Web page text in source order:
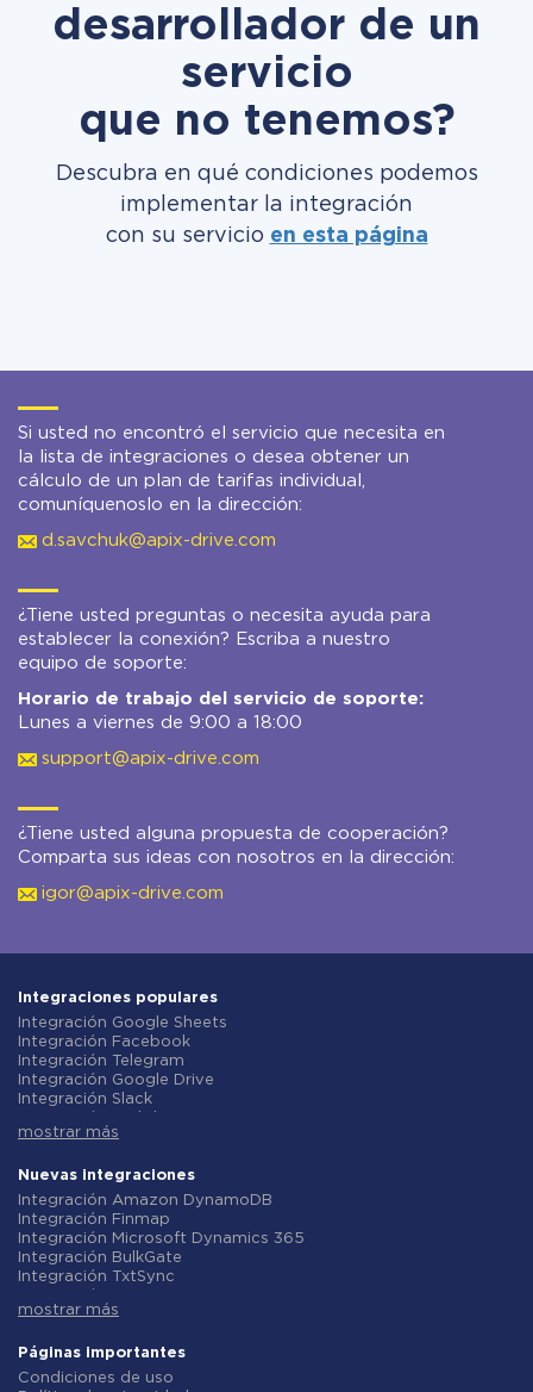
desarrollador de un
servicio
que no tenemos?
Descubra en qué condiciones podemos
implementar la integración
con su servicio en esta página
Si usted no encontró el servicio que necesita en
la lista de integraciones o desea obtener un
cálculo de un plan de tarifas individual,
comuníquenoslo en la dirección:
d.savchuk@apix-drive.com
¿Tiene usted preguntas o necesita ayuda para
establecer la conexión? Escriba a nuestro
equipo de soporte:
Horario de trabajo del servicio de soporte:
Lunes a viernes de 9:00 a 18:00
support@apix-drive.com
¿Tiene usted alguna propuesta de cooperación?
Comparta sus ideas con nosotros en la dirección:
igor@apix-drive.com
Integraciones populares
Integración Google Sheets
Integración Facebook
Integración Telegram
Integración Google Drive
Integración Slack
Integración Gmail
Integración ClickUp
Integración Airtable
Integración Google Contacts
Integración OpenAI (ChatGPT)
Integración Instagram
Integración ActiveCampaign
Integración Typeform
Integración Salesforce CRM
Integración Notion
Integración AWeber
mostrar más
Nuevas integraciones
Integración Amazon DynamoDB
Integración Finmap
Integración Microsoft Dynamics 365
Integración BulkGate
Integración TxtSync
Integración Corezoid
Integración Instasent
Integración AtomPark
mostrar más
Páginas importantes
Condiciones de uso